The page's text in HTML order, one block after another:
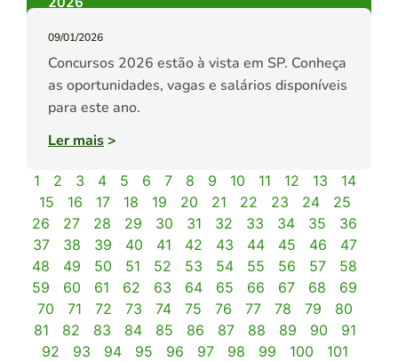
09/01/2026
Concursos 2026 estão à vista em SP. Conheça
as oportunidades, vagas e salários disponíveis
para este ano.
Ler mais>
1 2 3 4 5 6 7 8 9 10 11 12 13
14
15
16 17 18 19 20 21 22 23 24
25
26
27 28 29 30 31 32 33 34 35
36
37
38 39 40 41 42 43 44 45 46
47
48
49 50 51 52 53 54 55 56 57
58
59
60 61 62 63 64 65 66 67 68
69
70
71 72 73 74 75 76 77 78 79
80
81
82 83 84 85 86 87 88 89 90
91
92
93 94 95 96 97 98 99 100
101